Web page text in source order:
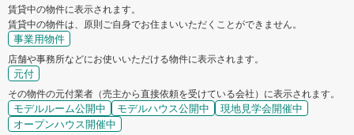
賃貸中の物件に表示されます。
賃貸中の物件は、原則ご自身でお住まいいただくことができません。
事業用物件
店舗や事務所などにお使いいただける物件に表示されます。
元付
その物件の元付業者（売主から直接依頼を受けている会社）に表示されます。
モデルルーム公開中 モデルハウス公開中
現地見学会開催中
オープンハウス開催中